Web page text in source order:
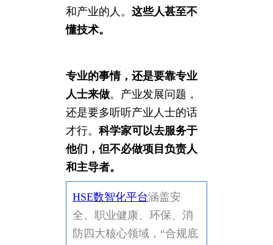
和产业的人。 这些人甚至不
懂技术。
专业的事情，还是要靠专业
人士来做。产业发展问题，
还是要多听听产业人士的话
才行。 科学家可以去服务于
他们，但不必做项目负责人
和主导者。
HSE数智化平台涵盖安
全、职业健康、环保、消
防四大核心领域，“合规底